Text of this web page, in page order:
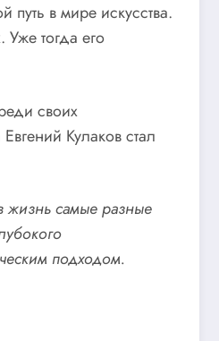
в мире искусства.
Уже тогда его
своих
Кулаков стал
жизнь самые разные
подходом.